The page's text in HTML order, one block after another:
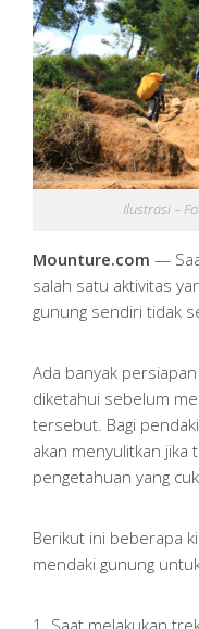
Ilustrasi –
Mounture.com —
salah satu aktivitas
gunung sendiri tidak
Ada banyak
diketahui sebelum
tersebut. Bagi
akan menyulitkan jika
pengetahuan yang
Berikut ini beberapa
mendaki gunung
1. Saat melakukan